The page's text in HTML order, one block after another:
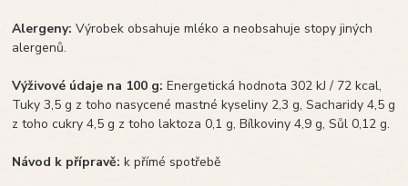
Alergeny:Výrobek obsahuje mléko a neobsahuje stopy jiných
alergenů.
Výživové údaje na 100 g: Energetická hodnota 302 kJ / 72 kcal,
Tuky 3,5 g z toho nasycené mastné kyseliny 2,3 g, Sacharidy 4,5 g
z toho cukry 4,5 g z toho laktoza 0,1 g, Bílkoviny 4,9 g, Sůl 0,12 g.
Návod k přípravě:k přímé spotřebě